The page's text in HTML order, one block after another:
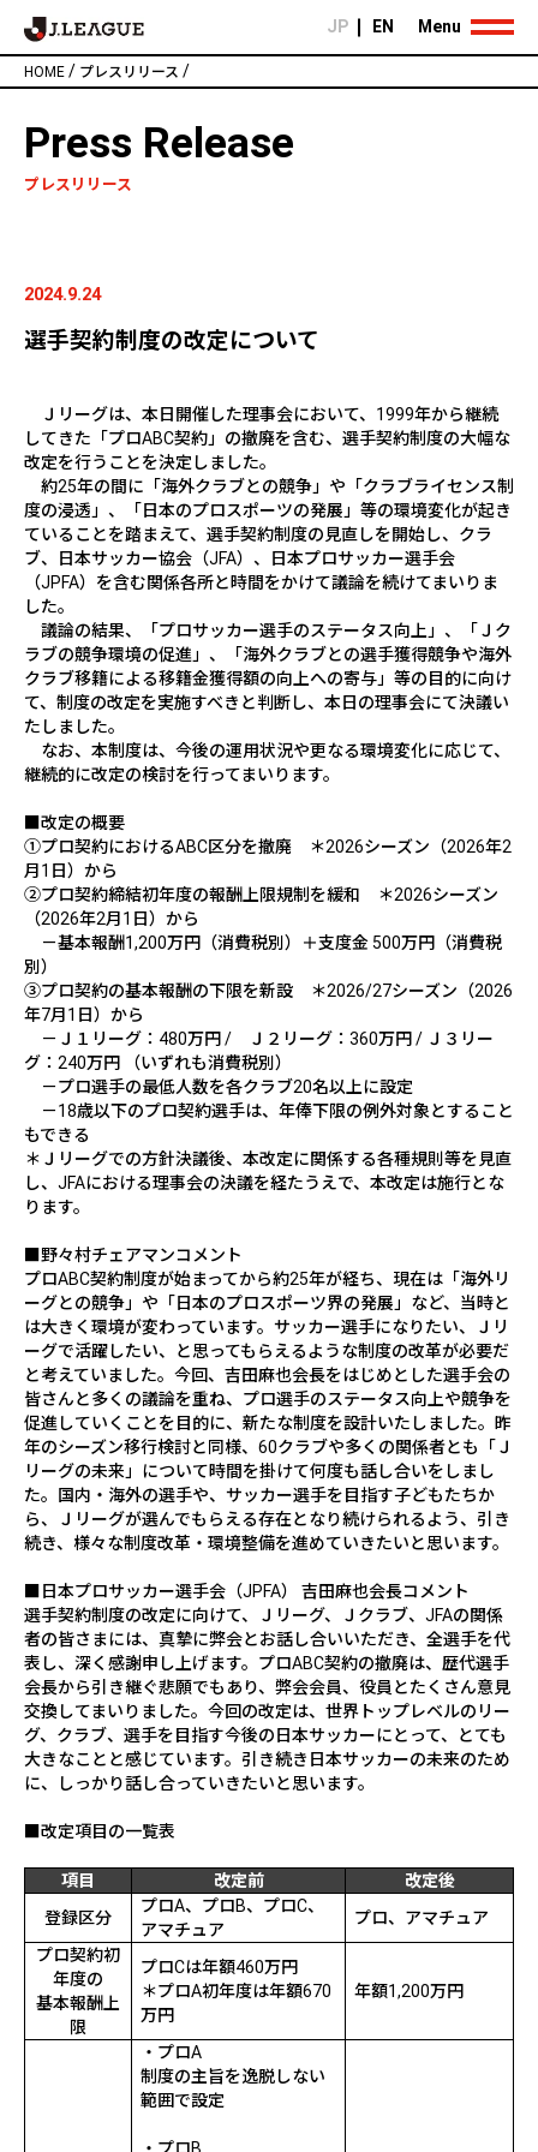
JP EN
HOME / プレスリリース /
Menu
Press Release
プレスリリース
2024.9.24
選手契約制度の改定について
Ｊリーグは、本日開催した理事会において、 1999年から継続
してきた「プロABC契約」の撤廃を含む、選手契約制度の大幅な
改定を行うことを決定しました。
約25年の間に「海外クラブとの競争」や「クラブライセンス制
度の浸透」、「日本のプロスポーツの発展」等の環境変化が起き
ていることを踏まえて、選手契約制度の見直しを開始し、クラ
ブ、日本サッカー協会（JFA）、日本プロサッカー選手会
（JPFA）を含む関係各所と時間をかけて議論を続けてまいりま
した。
議論の結果、「プロサッカー選手のステータス向上」、「Ｊク
ラブの競争環境の促進」、「海外クラブとの選手獲得競争や海外
クラブ移籍による移籍金獲得額の向上への寄与」等の目的に向け
て、制度の改定を実施すべきと判断し、本日の理事会にて決議い
たしました。
なお、本制度は、今後の運用状況や更なる環境変化に応じて、
継続的に改定の検討を行ってまいります。
■改定の概要
①プロ契約におけるABC区分を撤廃 ＊2026シーズン（2026年2
月 1 日）から
②プロ契約締結初年度の報酬上限規制を緩和 ＊2026シーズン
（2026年2月 1 日）から
－基本報酬1,200万円（消費税別）＋支度金500万円（消費税
別）
③プロ契約の基本報酬の下限を新設 ＊2026/27シーズン（2026
年7月 1 日）から
－Ｊ１リーグ： 480万円 / Ｊ２リーグ： 360万円 / Ｊ３リー
グ： 240万円 （いずれも消費税別）
－プロ選手の最低人数を各クラブ20名以上に設定
－18歳以下のプロ契約選手は、年俸下限の例外対象とすること
もできる
＊Ｊリーグでの方針決議後、本改定に関係する各種規則等を見直
し、 JFAにおける理事会の決議を経たうえで、本改定は施行とな
ります。
■野々村チェアマンコメント
プロABC契約制度が始まってから約25年が経ち、現在は「海外リ
ーグとの競争」や「日本のプロスポーツ界の発展」など、当時と
は大きく環境が変わっています。サッカー選手になりたい、Ｊリ
ーグで活躍したい、と思ってもらえるような制度の改革が必要だ
と考えていました。今回、吉田麻也会長をはじめとした選手会の
皆さんと多くの議論を重ね、プロ選手のステータス向上や競争を
促進していくことを目的に、新たな制度を設計いたしました。昨
年のシーズン移行検討と同様、 60クラブや多くの関係者とも「Ｊ
リーグの未来」について時間を掛けて何度も話し合いをしまし
た。国内・海外の選手や、サッカー選手を目指す子どもたちか
ら、Ｊリーグが選んでもらえる存在となり続けられるよう、引き
続き、様々な制度改革・環境整備を進めていきたいと思います。
日本プロサッカー選手会（JPFA） 吉田麻也会長コメント
選手契約制度の改定に向けて、Ｊリーグ、Ｊクラブ、 JFAの関係
者の皆さまには、真摯に弊会とお話し合いいただき、全選手を代
表し、深く感謝申し上げます。プロABC契約の撤廃は、歴代選手
会長から引き継ぐ悲願でもあり、弊会会員、役員とたくさん意見
交換してまいりました。今回の改定は、世界トップレベルのリー
グ、クラブ、選手を目指す今後の日本サッカーにとって、とても
大きなことと感じています。引き続き日本サッカーの未来のため
に、しっかり話し合っていきたいと思います。
■改定項目の一覧表
項目 改定前
改定後
登録区分
プロA、プロB、プロC、
アマチュア
プロ、アマチュア
プロ契約初
年度の
基本報酬上
限
プロCは年額460万円
＊プロA初年度は年額670
万円
年額1,200万円
・プロA
制度の主旨を逸脱しない
範囲で設定